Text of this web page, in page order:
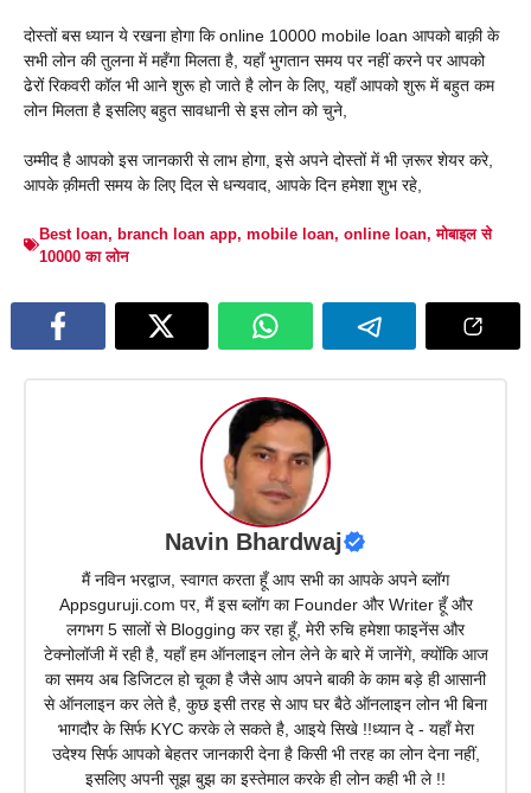
दोस्तों बस ध्यान ये रखना होगा कि online 10000 mobile loan आपको बाक़ी के
सभी लोन की तुलना में महँगा मिलता है, यहाँ भुगतान समय पर नहीं करने पर आपको
ढेरों रिकवरी कॉल भी आने शुरू हो जाते है लोन के लिए, यहाँ आपको शुरू में बहुत कम
लोन मिलता है इसलिए बहुत सावधानी से इस लोन को चुने,
उम्मीद है आपको इस जानकारी से लाभ होगा, इसे अपने दोस्तों में भी ज़रूर शेयर करे,
आपके क़ीमती समय के लिए दिल से धन्यवाद, आपके दिन हमेशा शुभ रहे,
Best loan, branch loan app, mobile loan, online loan,मोबाइल से
10000 का लोन
Navin Bhardwaj
मैं नविन भरद्वाज, स्वागत करता हूँ आप सभी का आपके अपने ब्लॉग
Appsguruji.com पर, मैं इस ब्लॉग का Founder और Writer हूँ और
लगभग 5 सालों से Blogging कर रहा हूँ, मेरी रुचि हमेशा फाइनेंस और
टेक्नोलॉजी में रही है, यहाँ हम ऑनलाइन लोन लेने के बारे में जानेंगे, क्योंकि आज
का समय अब डिजिटल हो चूका है जैसे आप अपने बाकी के काम बड़े ही आसानी
से ऑनलाइन कर लेते है, कुछ इसी तरह से आप घर बैठे ऑनलाइन लोन भी बिना
भागदौर के सिर्फ KYC करके ले सकते है, आइये सिखे !!ध्यान दे - यहाँ मेरा
उदेश्य सिर्फ आपको बेहतर जानकारी देना है किसी भी तरह का लोन देना नहीं,
इसलिए अपनी सूझ बुझ का इस्तेमाल करके ही लोन कही भी ले !!